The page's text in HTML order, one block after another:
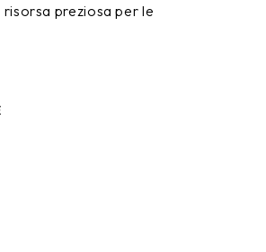
preziosa per le